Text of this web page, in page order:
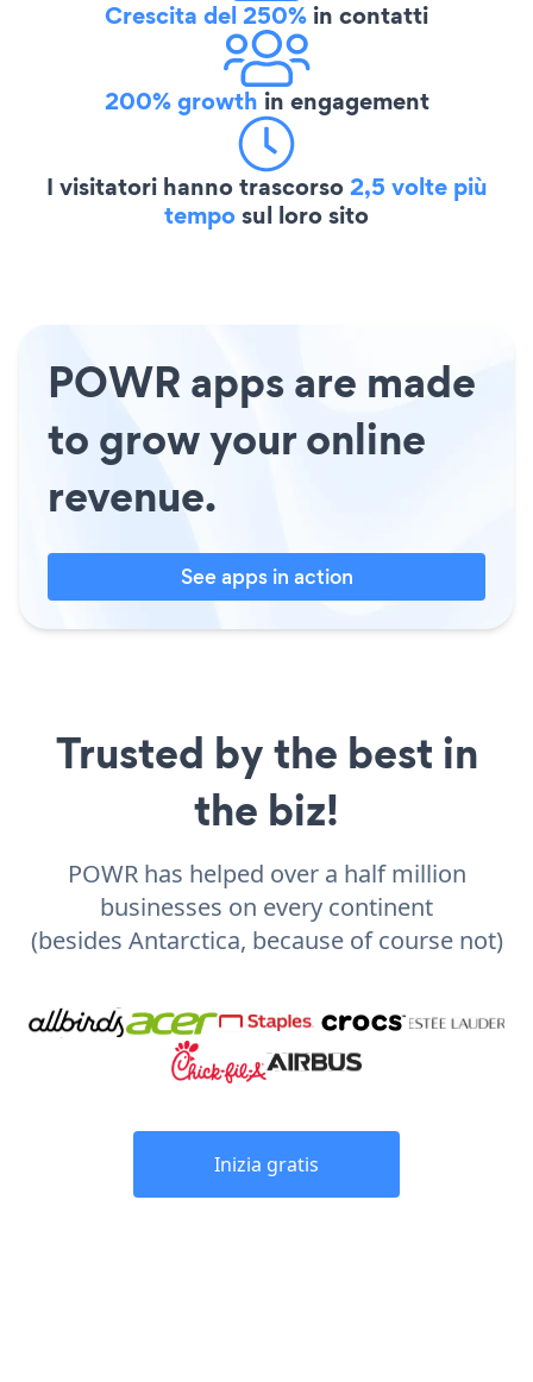
Crescita del 250% in contatti
200% growth in engagement
I visitatori hanno trascorso2,5 volte più
temposul loro sito
POWR apps are made
to grow your online
revenue.
See apps in action
Trusted by the best in
the biz!
POWR has helped over a half million
businesses on every continent
(besides Antarctica, because of course not)
Inizia gratis